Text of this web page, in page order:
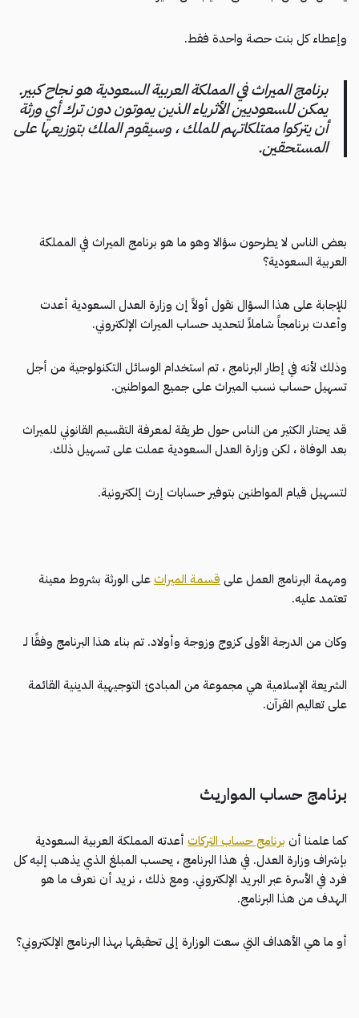
وإعطاء كل بنت حصة واحدة فقط.
برنامج الميراث في المملكة العربية السعودية هو نجاح كبير.
يمكن للسعوديين الأثرياء الذين يموتون دون ترك أي ورثة
أن يتركوا ممتلكاتهم للملك ، وسيقوم الملك بتوزيعها على
المستحقين.
بعض الناس لا يطرحون سؤالا وهو ما هو برنامج الميراث في المملكة
العربية السعودية؟
للإجابة على هذا السؤال نقول أولاً إن وزارة العدل السعودية أعدت
وأعدت برنامجاً شاملاً لتحديد حساب الميراث الإلكتروني.
وذلك لأنه في إطار البرنامج ، تم استخدام الوسائل التكنولوجية من أجل
تسهيل حساب نسب الميراث على جميع المواطنين.
قد يحتار الكثير من الناس حول طريقة لمعرفة التقسيم القانوني للميراث
بعد الوفاة ، لكن وزارة العدل السعودية عملت على تسهيل ذلك.
لتسهيل قيام المواطنين بتوفير حسابات إرث إلكترونية.
ومهمة البرنامج العمل على قسمة الميراثعلى الورثة بشروط معينة
تعتمد عليه.
وكان من الدرجة الأولى كزوج وزوجة وأولاد. تم بناء هذا البرنامج وفقًا لـ
الشريعة الإسلامية هي مجموعة من المبادئ التوجيهية الدينية القائمة
على تعاليم القرآن.
برنامج حساب المواريث
كما علمنا أن برنامج حساب التركات أعدته المملكة العربية السعودية
بإشراف وزارة العدل. في هذا البرنامج ، يحسب المبلغ الذي يذهب إليه كل
فرد في الأسرة عبر البريد الإلكتروني. ومع ذلك ، نريد أن نعرف ما هو
الهدف من هذا البرنامج.
أو ما هي الأهداف التي سعت الوزارة إلى تحقيقها بهذا البرنامج الإلكتروني؟